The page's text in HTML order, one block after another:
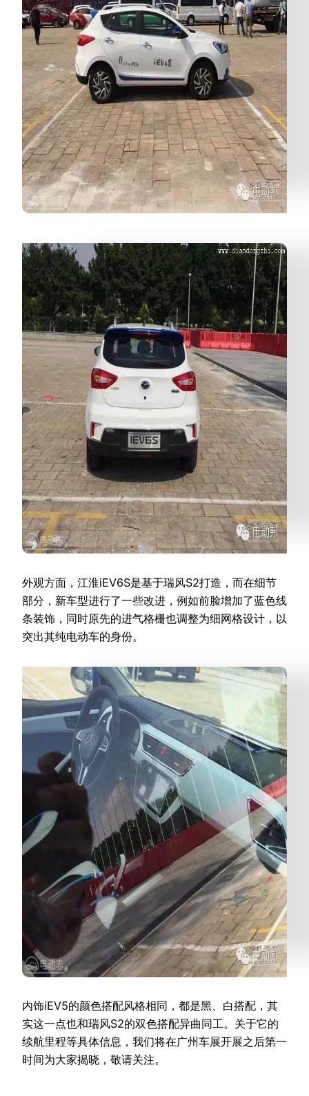
外观方面，江淮iEV6S是基于瑞风S2打造，而在细节
部分，新车型进行了一些改进，例如前脸增加了蓝色线
条装饰，同时原先的进气格栅也调整为细网格设计，以
突出其纯电动车的身份。
内饰iEV5的颜色搭配风格相同，都是黑、白搭配，其
实这一点也和瑞风S2的双色搭配异曲同工。关于它的
续航里程等具体信息，我们将在广州车展开展之后第一
时间为大家揭晓，敬请关注。